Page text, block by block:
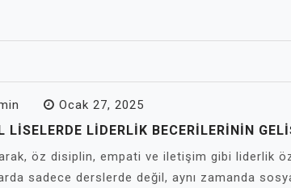
Ocak 27, 2025
LISELERDE LIDERLIK BECERILERININ
öz disiplin, empati ve iletişim gibi liderlik
sadece derslerde değil, aynı zamanda